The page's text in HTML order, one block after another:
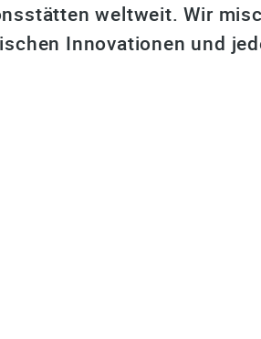
weltweit. Wir
Innovationen und